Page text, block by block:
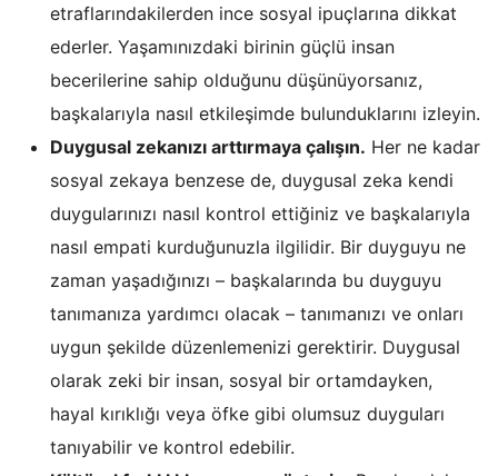
etraflarındakilerden ince sosyal ipuçlarına dikkat
ederler. Yaşamınızdaki birinin güçlü insan
becerilerine sahip olduğunu düşünüyorsanız,
başkalarıyla nasıl etkileşimde bulunduklarını izleyin.
Duygusal zekanızı arttırmaya çalışın. Her ne kadar
sosyal zekaya benzese de, duygusal zeka kendi
duygularınızı nasıl kontrol ettiğiniz ve başkalarıyla
nasıl empati kurduğunuzla ilgilidir. Bir duyguyu ne
zaman yaşadığınızı – başkalarında bu duyguyu
tanımanıza yardımcı olacak – tanımanızı ve onları
uygun şekilde düzenlemenizi gerektirir. Duygusal
olarak zeki bir insan, sosyal bir ortamdayken,
hayal kırıklığı veya öfke gibi olumsuz duyguları
tanıyabilir ve kontrol edebilir.